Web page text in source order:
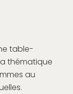
table-
thématique
au